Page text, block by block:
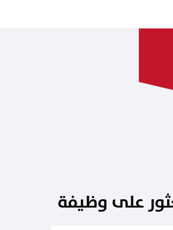
على وظيفة